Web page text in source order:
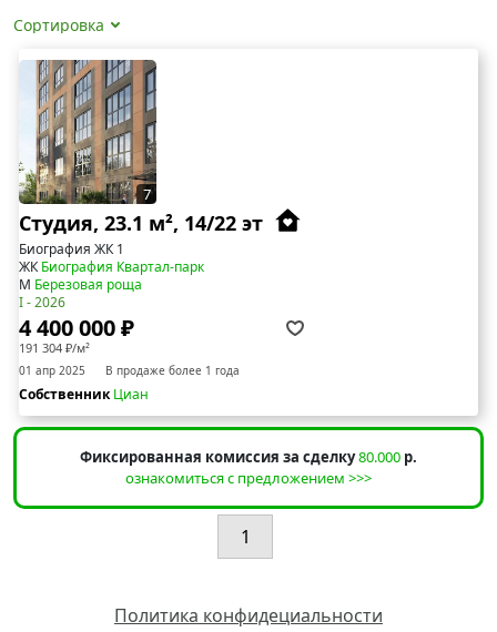
Сортировка
7
Студия, 23.1 м², 14/22 эт
Биография ЖК 1
ЖКБиография ​Квартал-парк
М Березовая роща
I - 2026
4 400 000 ₽
191 304 ₽/м²
01 апр 2025 В продаже более 1 года
СобственникЦиан
Фиксированная комиссия за сделку80.000 р.
ознакомиться с предложением >>>
1
Политика конфидециальности